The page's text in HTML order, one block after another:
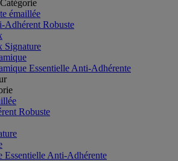
émaillée
Adhérent Robuste
Signature
Essentielle Anti-Adhérente
Robuste
Essentielle Anti-Adhérente